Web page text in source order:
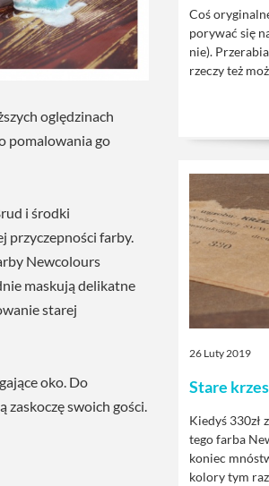
oględzinach
pomalowania go
i środki
przyczepności farby.
Newcolours
maskują delikatne
starej
oko. Do
zaskoczę swoich gości.
Coś
porywać się
nie).
rzeczy też
26 Luty 2019
Stare
Kiedyś 330zł
tego farba
koniec
kolory tym